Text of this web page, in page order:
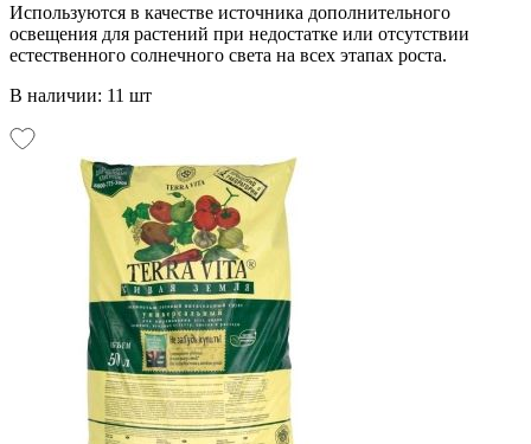
Используются в качестве источника дополнительного
освещения для растений при недостатке или отсутствии
естественного солнечного света на всех этапах роста.
В наличии: 11 шт